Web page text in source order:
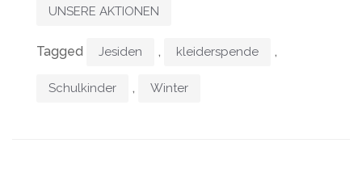
UNSERE AKTIONEN
Tagged Jesiden , kleiderspende ,
Schulkinder , Winter